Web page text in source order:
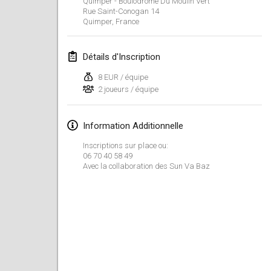
Rue Saint-Conogan 14
Quimper, France
Détails d'Inscription
8 EUR / équipe
2 joueurs / équipe
Information Additionnelle
Inscriptions sur place ou:
06 70 40 58 49
Avec la collaboration des Sun Va Baz
février 2022
MS v MÖLKPARKURU
4 févr. 2022|République tchèque
ANNULÉ
TangoMölkky
Kohti Kisoja
12 févr. 2022|Finlande